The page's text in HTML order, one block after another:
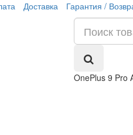
Доставка Гарантия /
OnePlus 9 Pro